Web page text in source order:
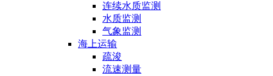
连续水质监测
水质监测
气象监测
海上运输
疏浚
流速测量